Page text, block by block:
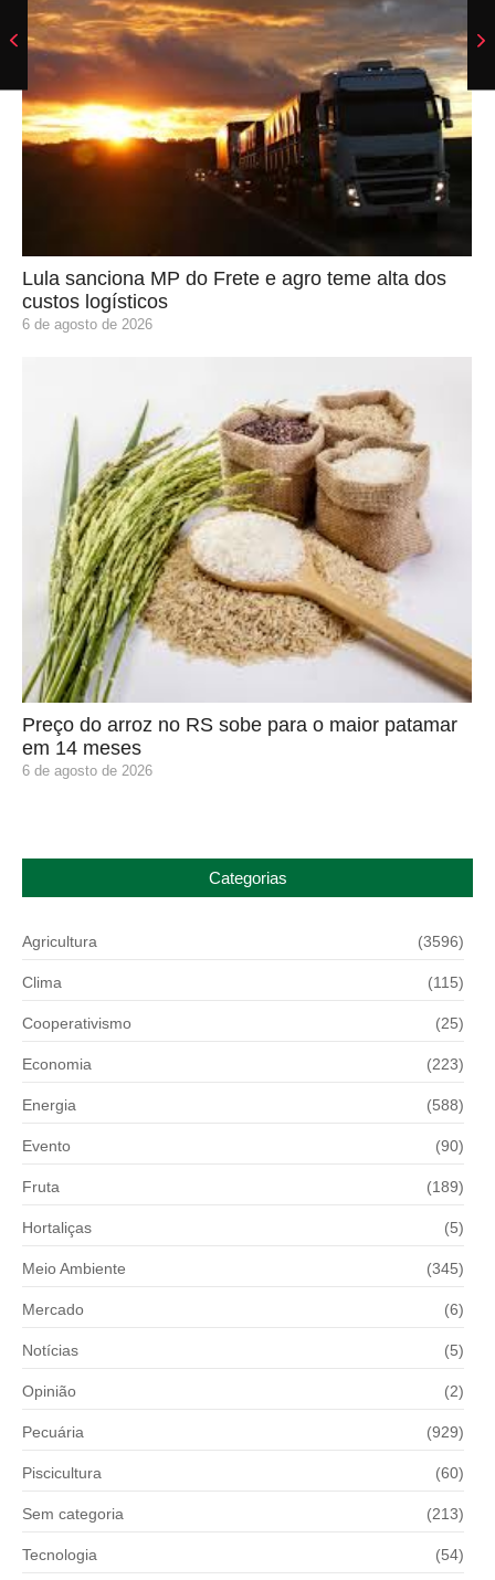
Lula sanciona MP do Frete e agro teme alta dos
custos logísticos
6 de agosto de 2026
Preço do arroz no RS sobe para o maior patamar
em 14 meses
6 de agosto de 2026
Categorias
Agricultura (3596)
Clima (115)
Cooperativismo (25)
Economia (223)
Energia (588)
Evento (90)
Fruta (189)
Hortaliças (5)
Meio Ambiente (345)
Mercado (6)
Notícias (5)
Opinião (2)
Pecuária (929)
Piscicultura (60)
Sem categoria (213)
Tecnologia (54)